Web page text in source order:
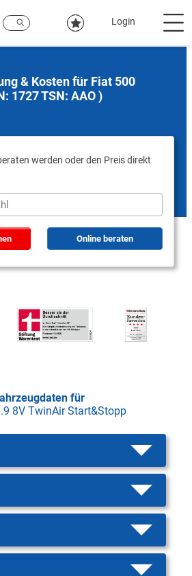
Login
& Kosten für Fiat 500
1727 TSN: AAO )
werden oder den Preis direkt
Online beraten
für
8V TwinAir Start&Stopp